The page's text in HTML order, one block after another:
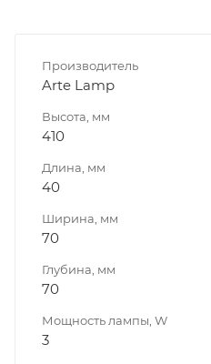
Производитель
Arte Lamp
Высота, мм
410
Длина, мм
40
Ширина, мм
70
Глубина, мм
70
Мощность лампы, W
3